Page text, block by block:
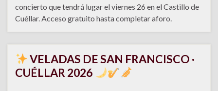
concierto que tendrá lugar el viernes 26 en el Castillo de
Cuéllar. Acceso gratuito hasta completar aforo.
VELADAS DE SAN FRANCISCO ·
CUÉLLAR 2026